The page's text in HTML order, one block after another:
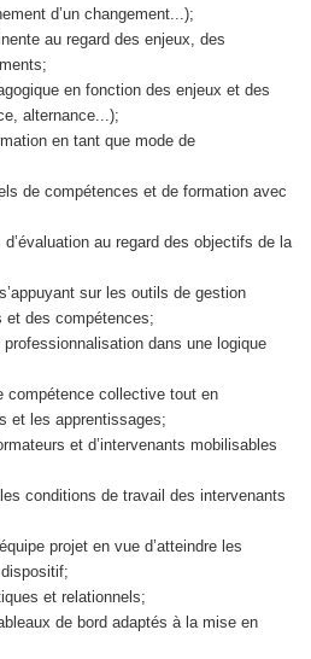
d’un changement...);
au regard des enjeux, des
en fonction des enjeux et des
alternance...);
en tant que mode de
de compétences et de formation avec
au regard des objectifs de la
sur les outils de gestion
et des compétences;
dans une logique
compétence collective tout en
et les apprentissages;
et d’intervenants mobilisables
conditions de travail des intervenants
projet en vue d’atteindre les
et relationnels;
de bord adaptés à la mise en